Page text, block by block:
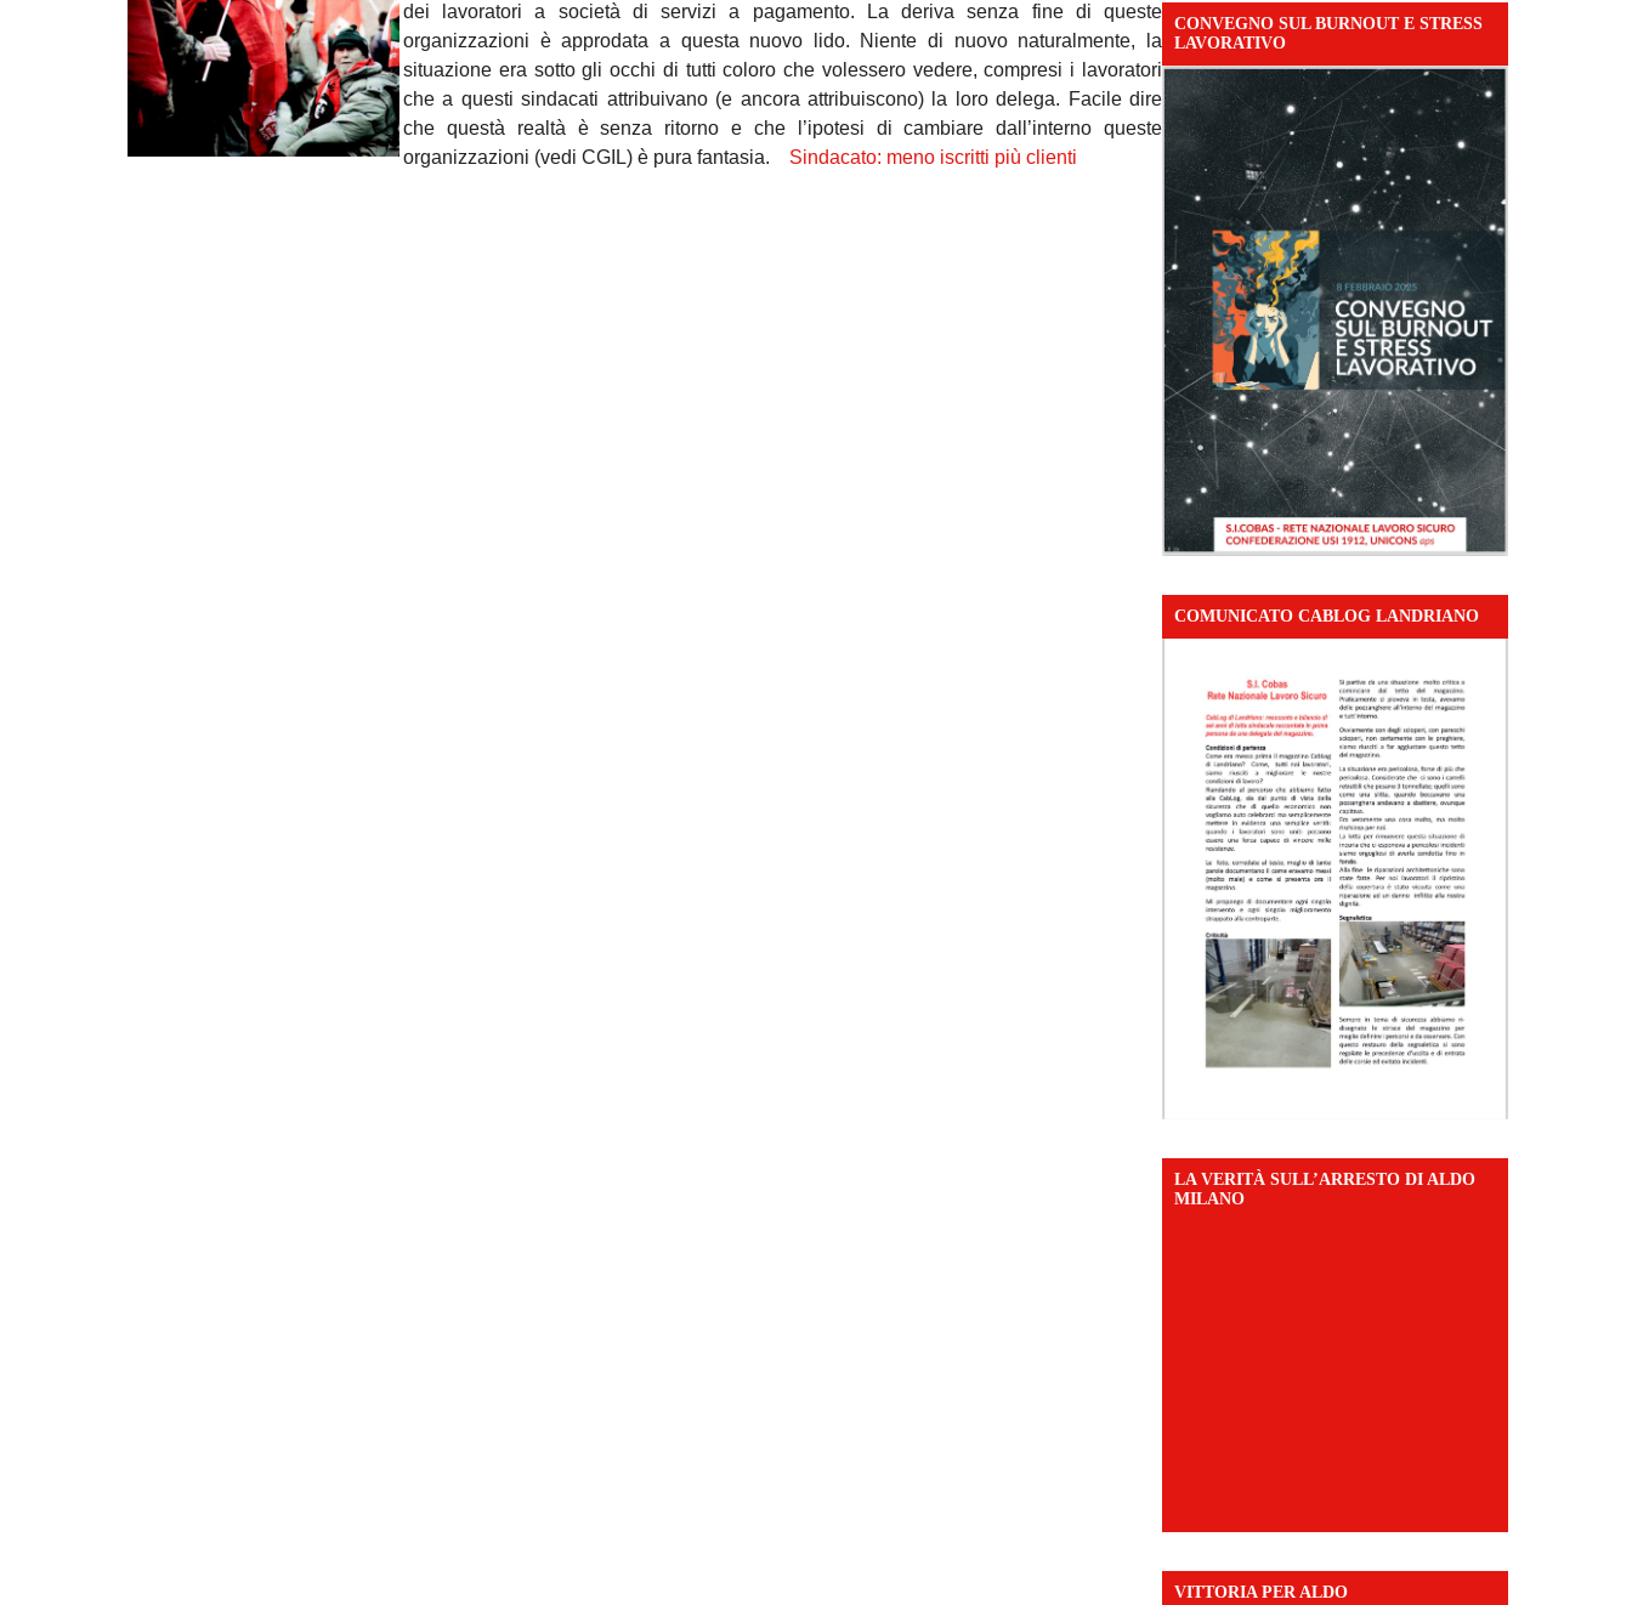
dei lavoratori a società di servizi a pagamento. La deriva senza fine di queste
organizzazioni è approdata a questa nuovo lido. Niente di nuovo naturalmente, la
situazione era sotto gli occhi di tutti coloro che volessero vedere, compresi i lavoratori
che a questi sindacati attribuivano (e ancora attribuiscono) la loro delega. Facile dire
che questà realtà è senza ritorno e che l’ipotesi di cambiare dall’interno queste
organizzazioni (vedi CGIL) è pura fantasia. Sindacato: meno iscritti più clienti
CONVEGNO SUL BURNOUT E STRESS
LAVORATIVO
COMUNICATO CABLOG LANDRIANO
LA VERITÀ SULL’ARRESTO DI ALDO
MILANO
VITTORIA PER ALDO